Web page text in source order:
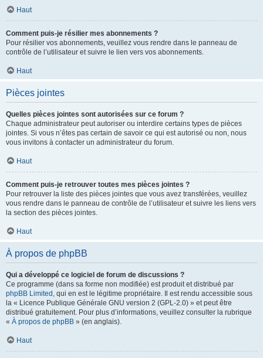
Haut
Comment puis-je résilier mes abonnements ?
Pour résilier vos abonnements, veuillez vous rendre dans le panneau de
contrôle de l’utilisateur et suivre le lien vers vos abonnements.
Haut
Pièces jointes
Quelles pièces jointes sont autorisées sur ce forum ?
Chaque administrateur peut autoriser ou interdire certains types de pièces
jointes. Si vous n’êtes pas certain de savoir ce qui est autorisé ou non, nous
vous invitons à contacter un administrateur du forum.
Haut
Comment puis-je retrouver toutes mes pièces jointes ?
Pour retrouver la liste des pièces jointes que vous avez transférées, veuillez
vous rendre dans le panneau de contrôle de l’utilisateur et suivre les liens vers
la section des pièces jointes.
Haut
À propos de phpBB
Qui a développé ce logiciel de forum de discussions ?
Ce programme (dans sa forme non modifiée) est produit et distribué par
phpBB Limited , qui en est le légitime propriétaire. Il est rendu accessible sous
la « Licence Publique Générale GNU version 2 (GPL-2.0) » et peut être
distribué gratuitement. Pour plus d’informations, veuillez consulter la rubrique
« À propos de phpBB » (en anglais).
Haut